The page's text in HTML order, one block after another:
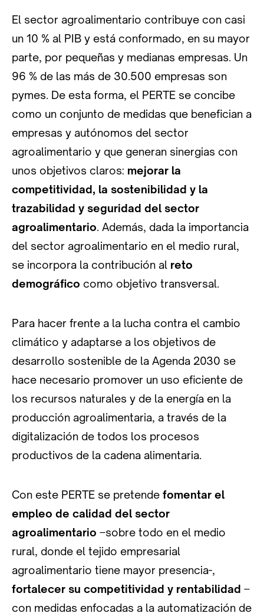
El sector agroalimentario contribuye con casi
un 10 % al PIB y está conformado, en su mayor
parte, por pequeñas y medianas empresas. Un
96 % de las más de 30.500 empresas son
pymes. De esta forma, el PERTE se concibe
como un conjunto de medidas que benefician a
empresas y autónomos del sector
agroalimentario y que generan sinergias con
unos objetivos claros: mejorar la
competitividad, la sostenibilidad y la
trazabilidad y seguridad del sector
agroalimentario. Además, dada la importancia
del sector agroalimentario en el medio rural,
se incorpora la contribución al reto
demográfico como objetivo transversal.
Para hacer frente a la lucha contra el cambio
climático y adaptarse a los objetivos de
desarrollo sostenible de la Agenda 2030 se
hace necesario promover un uso eficiente de
los recursos naturales y de la energía en la
producción agroalimentaria, a través de la
digitalización de todos los procesos
productivos de la cadena alimentaria.
Con este PERTE se pretende fomentar el
empleo de calidad del sector
agroalimentario –sobre todo en el medio
rural, donde el tejido empresarial
agroalimentario tiene mayor presencia-,
fortalecer su competitividad y rentabilidad –
con medidas enfocadas a la automatización de